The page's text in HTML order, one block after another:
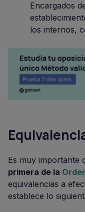
Encargados
los internos,
Es muy importante
primera de la
equivalencias a
establece lo